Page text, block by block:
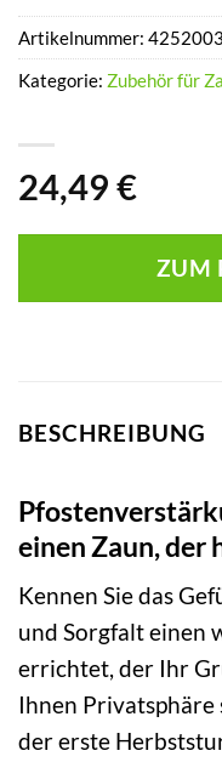
24,49 €
ZUM
Artikelnummer:
Kategorie: Zubehör für
BESCHREIBUNG
einen Zaun, der
Kennen Sie das
und Sorgfalt einen
errichtet, der Ihr
Ihnen
der erste